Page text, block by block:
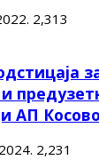
2,313
АП
2,231